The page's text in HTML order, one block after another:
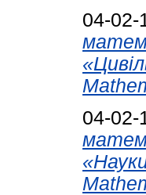
04-02-
04-02-